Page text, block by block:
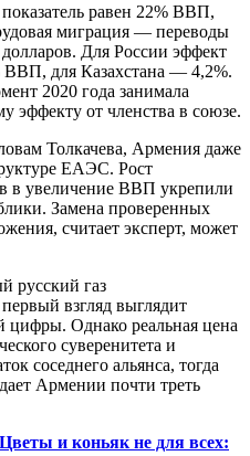
равен 22% ВВП,
миграция — переводы
Для России эффект
ВВП, для Казахстана — 4,2%.
2020 года занимала
эффекту от членства в союзе.
Толкачева, Армения даже
ЕАЭС. Рост
в увеличение ВВП укрепили
Замена проверенных
считает эксперт, может
русский газ
взгляд выглядит
цифры. Однако реальная цена
суверенитета и
соседнего альянса, тогда
Армении почти треть
Цветы и коньяк не для всех: